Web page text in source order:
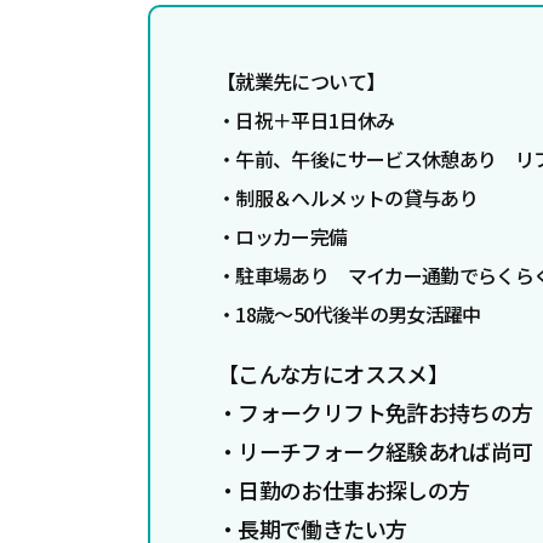
【就業先について】
・日祝＋平日1日休み
・午前、午後にサービス休憩あり リ
・制服＆ヘルメットの貸与あり
・ロッカー完備
・駐車場あり マイカー通勤でらくら
・18歳～50代後半の男女活躍中
【こんな方にオススメ】
・フォークリフト免許お持ちの方
・リーチフォーク経験あれば尚可
・日勤のお仕事お探しの方
・長期で働きたい方